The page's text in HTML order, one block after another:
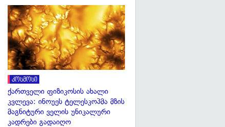
კოსმოსი
ქართველი ფიზიკოსის ახალი
კვლევა: ინოუეს ტელესკოპმა მზის
მაგნიტური ველის უნიკალური
კადრები გადაიღო